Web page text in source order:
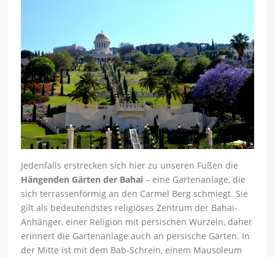
Jedenfalls erstrecken sich hier zu unseren Füßen die
Hängenden Gärten der Bahai – eine Gartenanlage, die
sich terrassenförmig an den Carmel Berg schmiegt. Sie
gilt als bedeutendstes religiöses Zentrum der Bahai-
Anhänger, einer Religion mit persischen Wurzeln, daher
erinnert die Gartenanlage auch an persische Gärten. In
der Mitte ist mit dem Bab-Schrein, einem Mausoleum